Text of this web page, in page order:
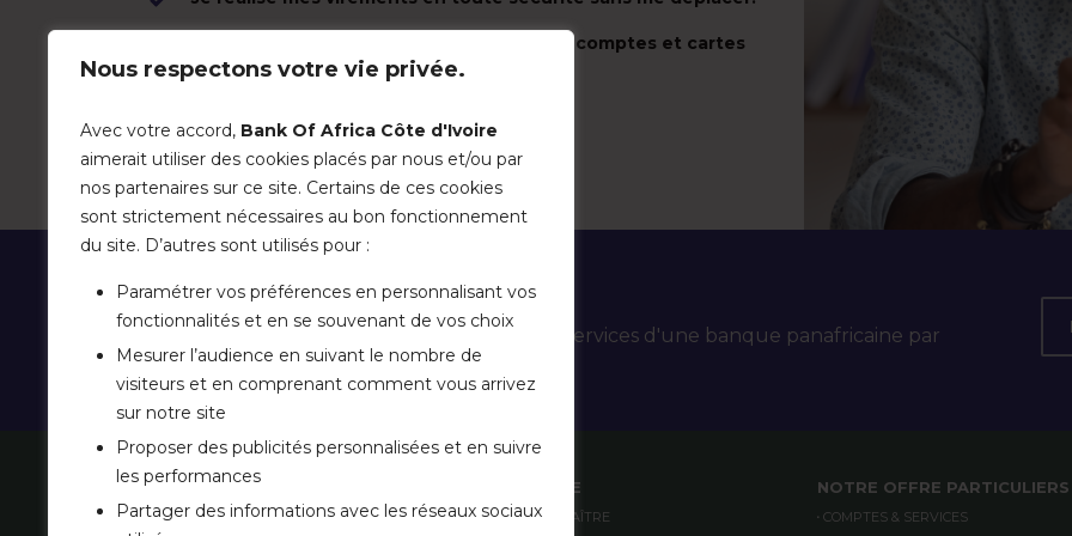
Nous respectons votre vie privée.
Avec votre accord, Bank Of Africa Côte d'Ivoire
aimerait utiliser des cookies placés par nous et/ou par
nos partenaires sur ce site. Certains de ces cookies
sont strictement nécessaires au bon fonctionnement
du site. D’autres sont utilisés pour :
Paramétrer vos préférences en personnalisant vos
fonctionnalités et en se souvenant de vos choix
Mesurer l’audience en suivant le nombre de
visiteurs et en comprenant comment vous arrivez
sur notre site
Proposer des publicités personnalisées et en suivre
les performances
Partager des informations avec les réseaux sociaux
Je suis informé des mouvements sur mes comptes et cartes
en temps réel.
DÉCOUVRIR MYBOA
PAS ENCORE CLIENT ?
Faites le premier pas et venez découvrir les services d'une banque panafricaine par
excellence
LA BANQUE
NOUS CONNAÎTRE
NOTRE OFFRE PARTICULIERS
COMPTES & SERVICES